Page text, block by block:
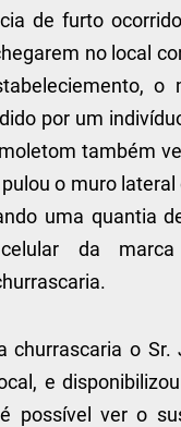
de furto
no local
o
por um
também
o muro
uma quantia
da marca
churrascaria o
e
possível ver o